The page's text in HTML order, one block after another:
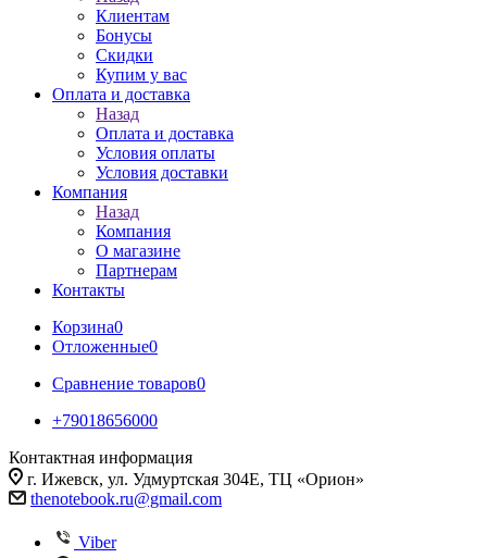
Клиентам
Бонусы
Скидки
Купим у вас
Оплата и доставка
Назад
Оплата и доставка
Условия оплаты
Условия доставки
Компания
Назад
Компания
О магазине
Партнерам
Контакты
Корзина0
Отложенные0
Сравнение товаров0
+79018656000
Контактная информация
г. Ижевск, ул. Удмуртская 304Е, ТЦ «Орион»
thenotebook.ru@gmail.com
Viber